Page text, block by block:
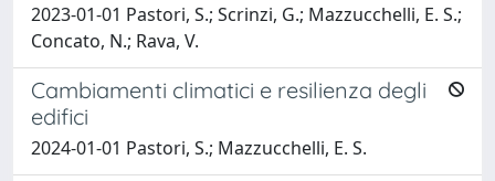
2023-01-01 Pastori, S.; Scrinzi, G.; Mazzucchelli, E. S.;
Concato, N.; Rava, V.
Cambiamenti climatici e resilienza degli
edifici
2024-01-01 Pastori, S.; Mazzucchelli, E. S.